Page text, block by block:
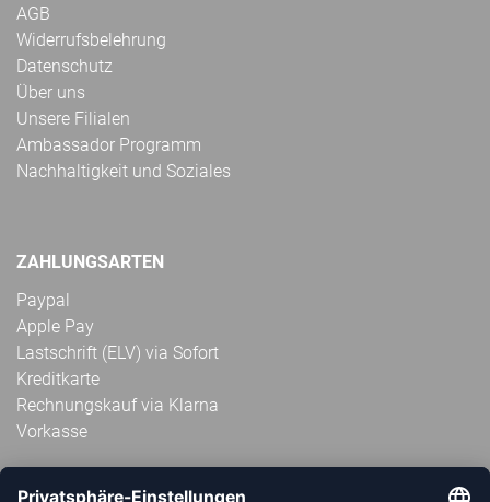
AGB
Widerrufsbelehrung
Datenschutz
Über uns
Unsere Filialen
Ambassador Programm
Nachhaltigkeit und Soziales
ZAHLUNGSARTEN
Paypal
Apple Pay
Lastschrift (ELV) via Sofort
Kreditkarte
Rechnungskauf via Klarna
Vorkasse